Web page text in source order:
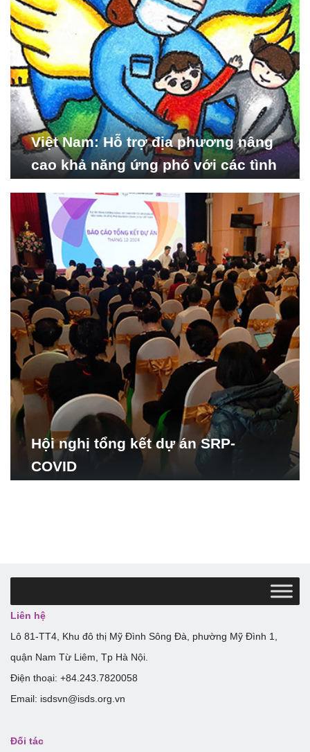
Việt Nam: Hỗ trợ địa phương nâng
cao khả năng ứng phó với các tình
Hội nghị tổng kết dự án SRP-
COVID
Liên hệ
Lô 81-TT4, Khu đô thị Mỹ Đình Sông Đà, phường Mỹ Đình 1,
quận Nam Từ Liêm, Tp Hà Nội.
Điện thoại: +84.243.7820058
Email: isdsvn@isds.org.vn
Đối tác